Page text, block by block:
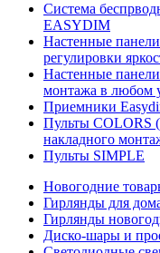
Система
EASYDIM
Настенные
регулировки
Настенные
монтажа в любом
Приемники
Пульты COLORS
накладного
Пульты SIMPLE
Новогодние
Гирлянды для
Гирлянды
Диско-шары и